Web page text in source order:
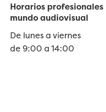
Horarios profesionales
mundo audiovisual
De lunes a viernes
de 9:00 a 14:00